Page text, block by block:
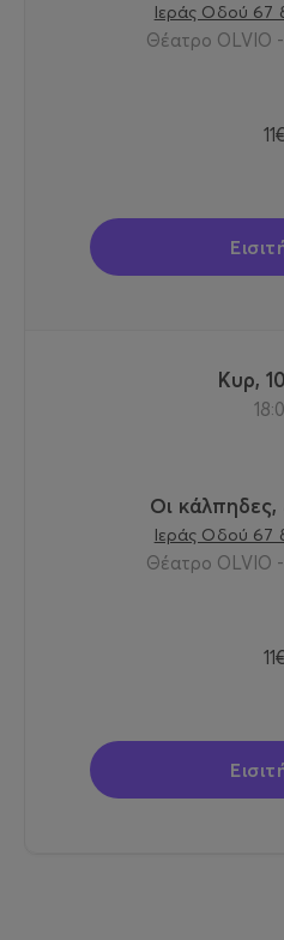
Ιεράς Οδού 67
Θέατρο OLVIO
11€
Κυρ,
Οι
Ιεράς Οδού 67
Θέατρο OLVIO
11€